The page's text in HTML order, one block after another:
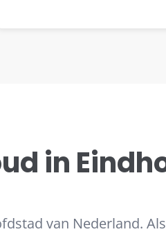
in
van Nederland.